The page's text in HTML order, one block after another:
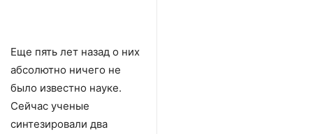
Еще пять лет назад о них
абсолютно ничего не
было известно науке.
Сейчас ученые
синтезировали два